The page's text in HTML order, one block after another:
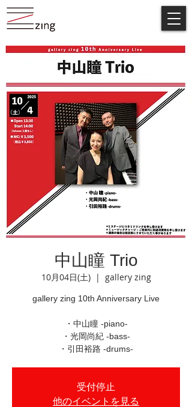
中山瞳 Trio
10月04日(土)
  |
gallery zing
gallery zing 10th Anniversary Live
・中山瞳 -piano-
・光岡尚紀 -bass-
・引田裕路 -drums-
受付停止
他のイベントを見る